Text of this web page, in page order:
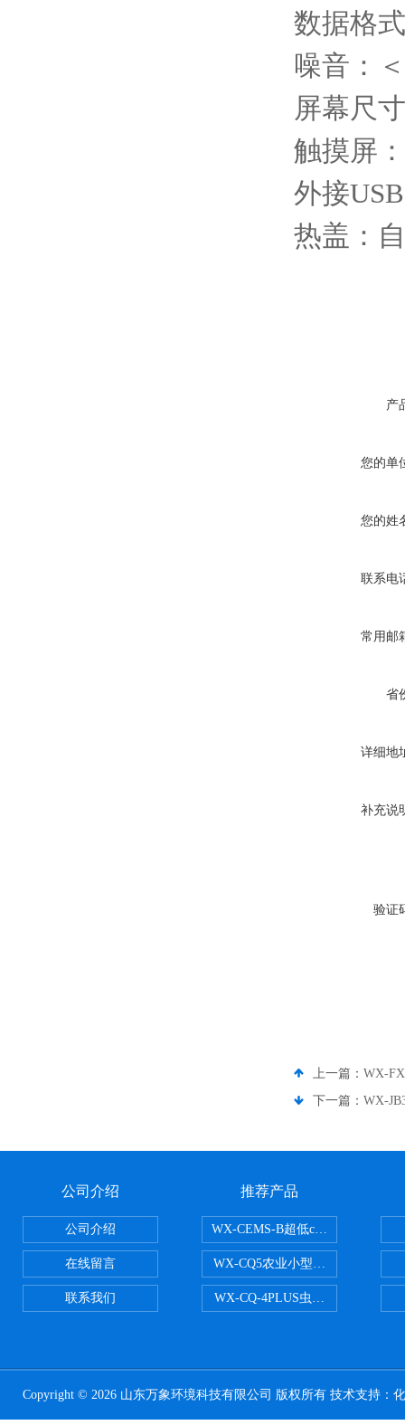
数据格
噪音：
屏幕尺
触摸屏
外接
热盖：
产
您的单
您的姓
联系电
常用邮
省
详细地
补充说
验证
上一篇： WX-
下一篇： WX-
公司介绍
公司介绍
在线留言
联系我们
推荐产品
WX-CEMS-B超低cems烟气监测系
WX-CQ5农业小型气象站
WX-CQ-4PLUS虫情测报灯
Copyright © 2026 山东万象环境科技有限公司 版权所有 技术支持：